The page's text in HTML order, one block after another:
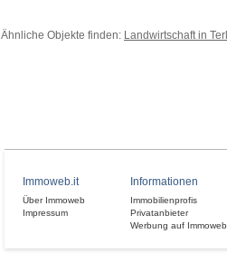
Ähnliche Objekte finden: Landwirtschaft in
Immoweb.it
Über Immoweb
Impressum
Informationen
Immobilienprofis
Privatanbieter
Werbung auf Immoweb